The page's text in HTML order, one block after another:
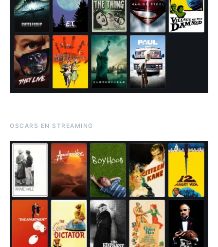
OSCARS EN STREAMING